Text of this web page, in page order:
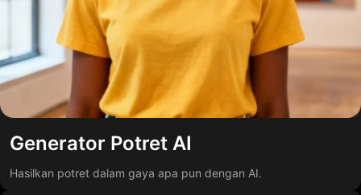
Generator Potret AI
Hasilkan potret dalam gaya apa pun dengan AI.